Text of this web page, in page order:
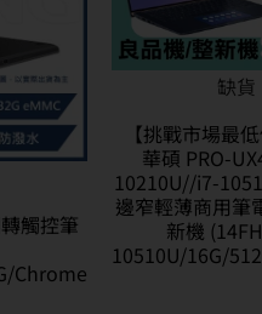
觸控筆
Chrome
缺貨
【挑戰市場最
華碩 PRO-
10210U//i7-
邊窄輕薄商用筆
新機
10510U/16G/